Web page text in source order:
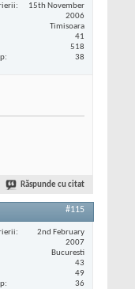
15th November
2006
Timisoara
41
518
38
Răspunde cu citat
#115
2nd February
2007
Bucuresti
43
49
36